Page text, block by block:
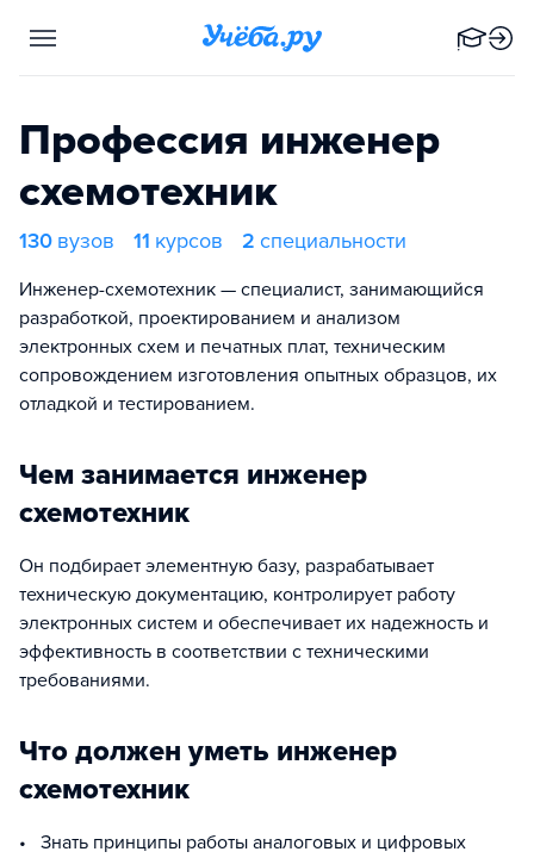
Профессия инженер
схемотехник
130 вузов 11 курсов 2 специальности
Инженер-схемотехник — специалист, занимающийся
разработкой, проектированием и анализом
электронных схем и печатных плат, техническим
сопровождением изготовления опытных образцов, их
отладкой и тестированием.
Чем занимается инженер
схемотехник
Он подбирает элементную базу, разрабатывает
техническую документацию, контролирует работу
электронных систем и обеспечивает их надежность и
эффективность в соответствии с техническими
требованиями.
Что должен уметь инженер
схемотехник
• Знать принципы работы аналоговых и цифровых